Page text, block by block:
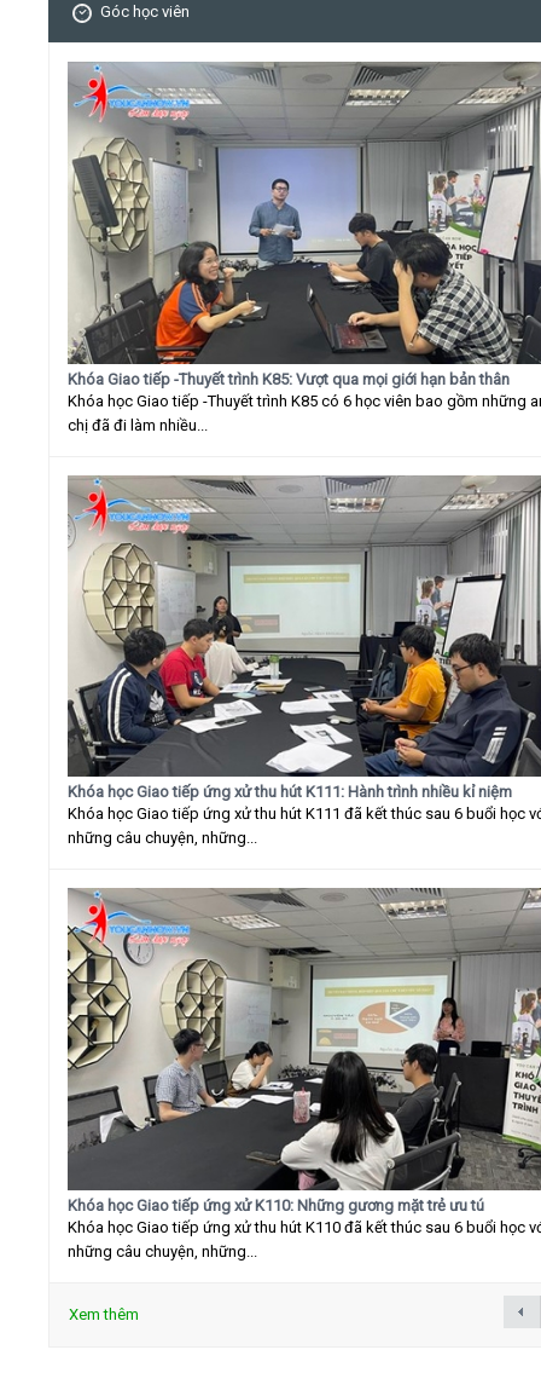
Góc học viên
Khóa Giao tiếp -Thuyết trình K85: Vượt qua mọi giới hạn bản thân
Khóa học Giao tiếp -Thuyết trình K85 có 6 học viên bao gồm những
chị đã đi làm nhiều...
Khóa học Giao tiếp ứng xử thu hút K111: Hành trình nhiều kỉ niệm
Khóa học Giao tiếp ứng xử thu hút K111 đã kết thúc sau 6 buổi học
những câu chuyện, những...
Khóa học Giao tiếp ứng xử K110: Những gương mặt trẻ ưu tú
Khóa học Giao tiếp ứng xử thu hút K110 đã kết thúc sau 6 buổi học
những câu chuyện, những...
Xem thêm